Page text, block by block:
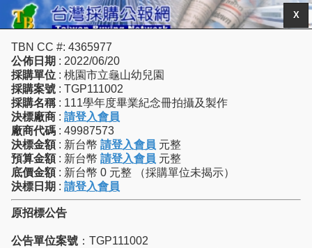
X
TBN CC #: 4365977
公佈日期 : 2022/06/20
採購單位 : 桃園市立龜山幼兒園
採購案號 : TGP111002
採購名稱 : 111學年度畢業紀念冊拍攝及製作
決標廠商 : 請登入會員
廠商代碼 : 49987573
決標金額 : 新台幣 請登入會員 元整
預算金額 : 新台幣 請登入會員 元整
底價金額 : 新台幣 0 元整 （採購單位未揭示）
決標日期 : 請登入會員
原招標公告
公告單位案號 ：TGP111002